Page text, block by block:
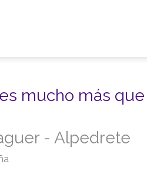
mucho más que
- Alpedrete